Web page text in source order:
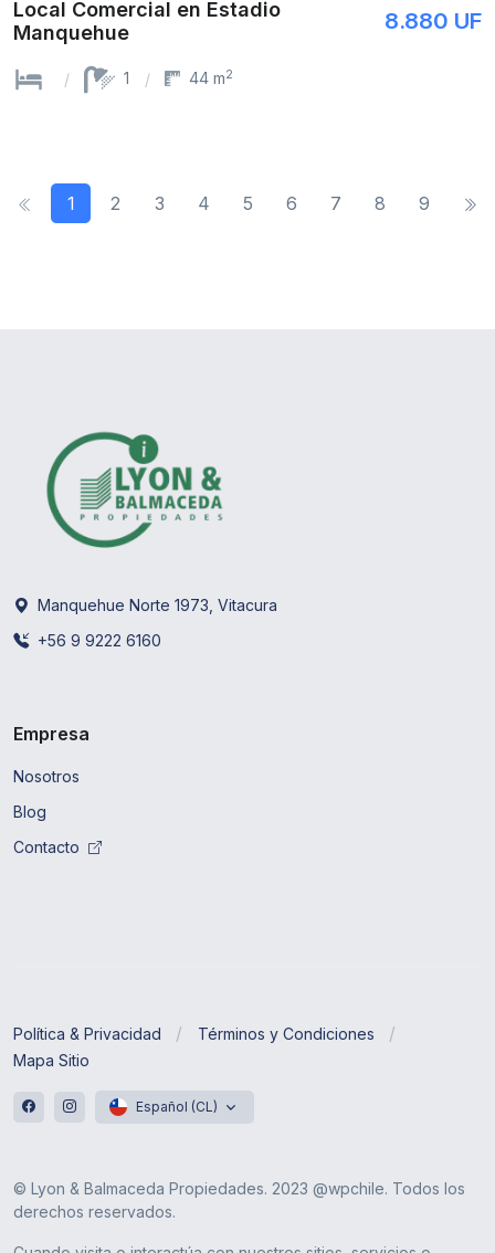
Local Comercial en Estadio
Manquehue
8.880 UF
1 44 m2
1 2 3 4 5 6 7 8 9
Manquehue Norte 1973, Vitacura
+56 9 9222 6160
Empresa
Nosotros
Blog
Contacto
Política & Privacidad
Términos y Condiciones
Mapa Sitio
Español (CL)
© Lyon & Balmaceda Propiedades. 2023 @wpchile. Todos los
derechos reservados.